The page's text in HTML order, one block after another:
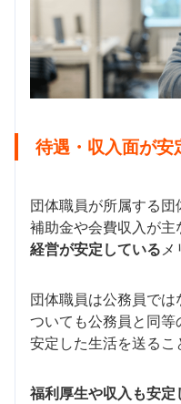
待遇・収入面が安
団体職員が所属する
補助金や会費収入が主
経営が安定しているメ
団体職員は公務員で
ついても公務員と同等
安定した生活を送るこ
福利厚生や収入も安